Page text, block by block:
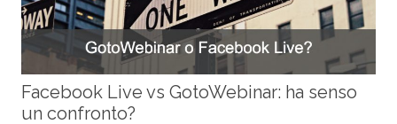
Facebook Live vs GotoWebinar: ha senso
un confronto?